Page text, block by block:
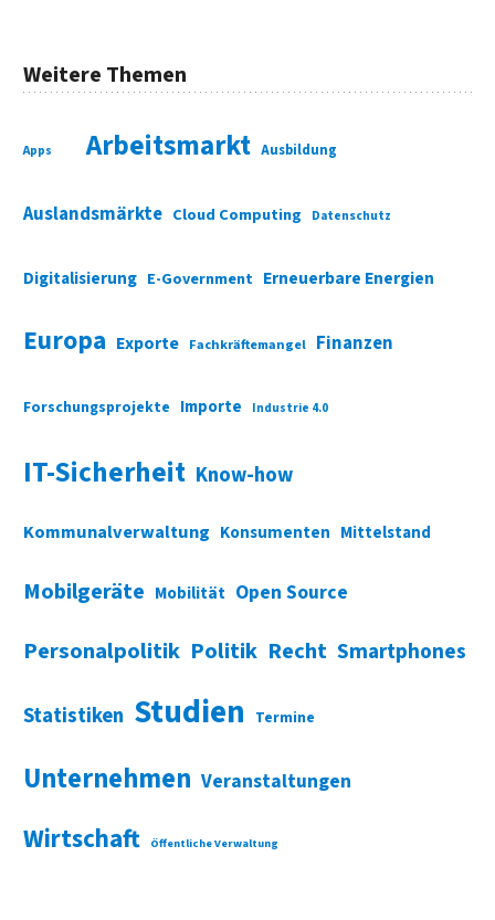
Weitere Themen
Apps Arbeitsmarkt Ausbildung
Auslandsmärkte Cloud Computing Datenschutz
Digitalisierung E-Government Erneuerbare Energien
Europa Exporte Fachkräftemangel Finanzen
Forschungsprojekte Importe Industrie 4.0
IT-Sicherheit Know-how
Kommunalverwaltung Konsumenten Mittelstand
Mobilgeräte Mobilität Open Source
Personalpolitik Politik Recht Smartphones
Statistiken Studien Termine
Unternehmen Veranstaltungen
Wirtschaft Öffentliche Verwaltung